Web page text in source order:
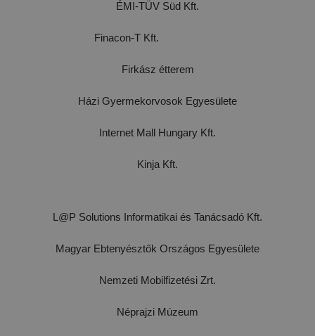
ÉMI-TÜV Süd Kft.
Finacon-T Kft.
Firkász étterem
Házi Gyermekorvosok Egyesülete
Internet Mall Hungary Kft.
Kinja Kft.
L@P Solutions Informatikai és Tanácsadó Kft.
Magyar Ebtenyésztők Országos Egyesülete
Nemzeti Mobilfizetési Zrt.
Néprajzi Múzeum